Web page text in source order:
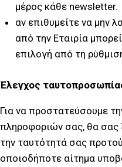
μέρος κάθε newsletter.
αν επιθυμείτε να μην
από την Εταιρία
επιλογή από τη
Έλεγχος
Για να προστατεύσουμε
πληροφοριών σας, θα σας
την ταυτότητά σας
οποιοδήποτε αίτημα